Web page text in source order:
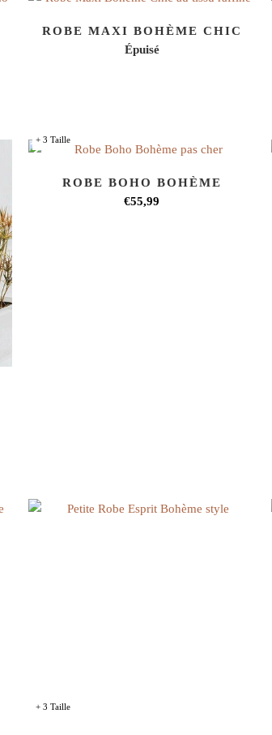
ROBE MAXI BOHÈME CHIC
Épuisé
+ 3 Taille
ROBE BOHO BOHÈME
€55,99
+ 3 Taille